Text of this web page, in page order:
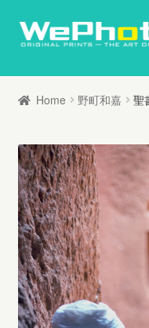
ナ
ゲ
ー
ョ
ン
へ
ス
キ
ッ
プ
コ
テ
ン
へ
ス
キ
ッ
プ
ホーム
お知らせ
写真家列伝
オリジナルプリントとは
Home 野町和嘉 聖